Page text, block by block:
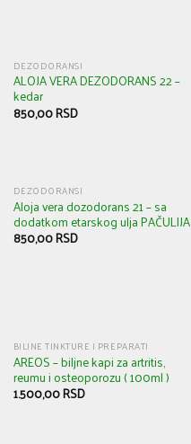
DEZODORANSI
ALOJA VERA DEZODORANS 22 –
kedar
850,00RSD
DEZODORANSI
Aloja vera dozodorans 21 – sa
dodatkom etarskog ulja PAČULIJA
850,00RSD
BILJNE TINKTURE I PREPARATI
AREOS – biljne kapi za artritis,
reumu i osteoporozu ( 100ml )
1.500,00RSD